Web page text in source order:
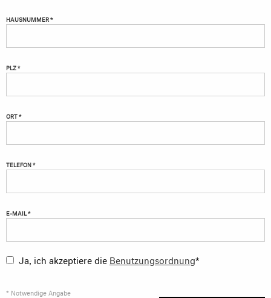
HAUSNUMMER *
PLZ *
ORT *
TELEFON *
E-MAIL *
Ja, ich akzeptiere die Benutzungsordnung*
* Notwendige Angabe